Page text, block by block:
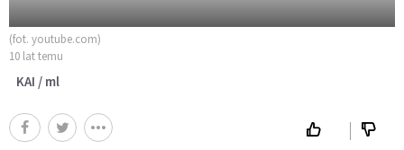
(fot. youtube.com)
10 lat temu
KAI / ml